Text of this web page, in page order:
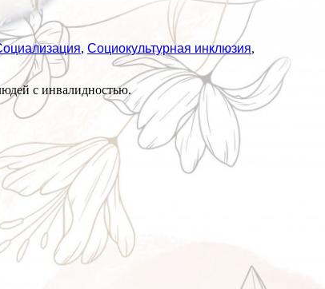
, Социокультурная инклюзия,
с инвалидностью.